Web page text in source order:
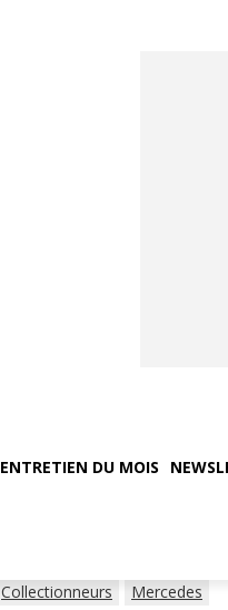
ENTRETIEN DU MOIS
Collectionneurs Mercedes